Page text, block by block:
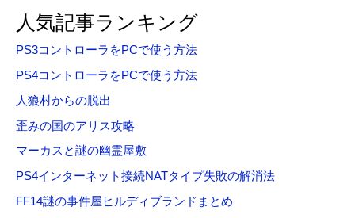
象
:
人気記事ランキング
PS3コントローラをPCで使う方法
PS4コントローラをPCで使う方法
人狼村からの脱出
歪みの国のアリス攻略
マーカスと謎の幽霊屋敷
PS4インターネット接続NATタイプ失敗の解消法
FF14謎の事件屋ヒルディブランドまとめ